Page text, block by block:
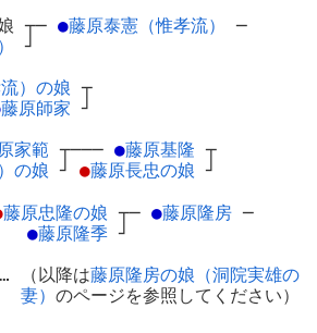
┬
┘
─ ●藤原泰憲（惟孝流） ─
）の娘 ┬
藤原師家 ┘
家範 ┬
の娘 ┘
─── ●藤原基隆 ┬
●藤原長忠の娘 ┘
藤原忠隆の娘 ┬
●藤原隆季 ┘
─ ●藤原隆房 ─
（以降は藤原隆房の娘（洞院実雄の
妻） のページを参照してください）